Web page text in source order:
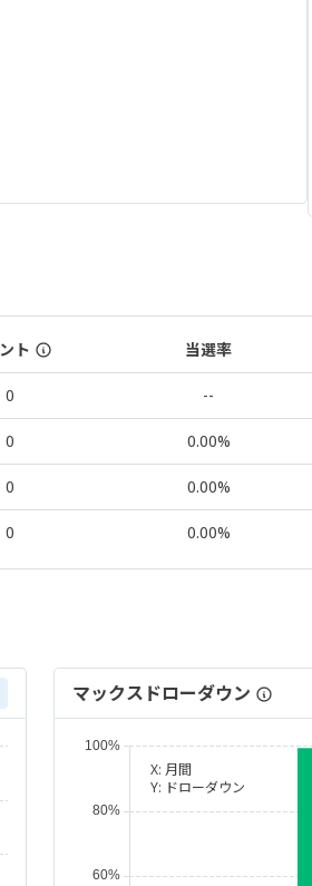
ト 当選率
0 --
0 0.00%
0 0.00%
0 0.00%
マックスドローダウン
X: 月間
Y: ドローダウン